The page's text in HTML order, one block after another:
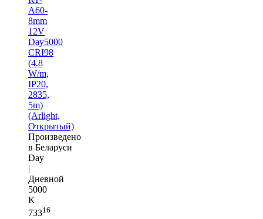
A60-
8mm
12V
Day5000
CRI98
(4.8
W/m,
IP20,
2835,
5m)
(Arlight,
Открытый)
Произведено
в Беларуси
Day
|
Дневной
5000
K
73316